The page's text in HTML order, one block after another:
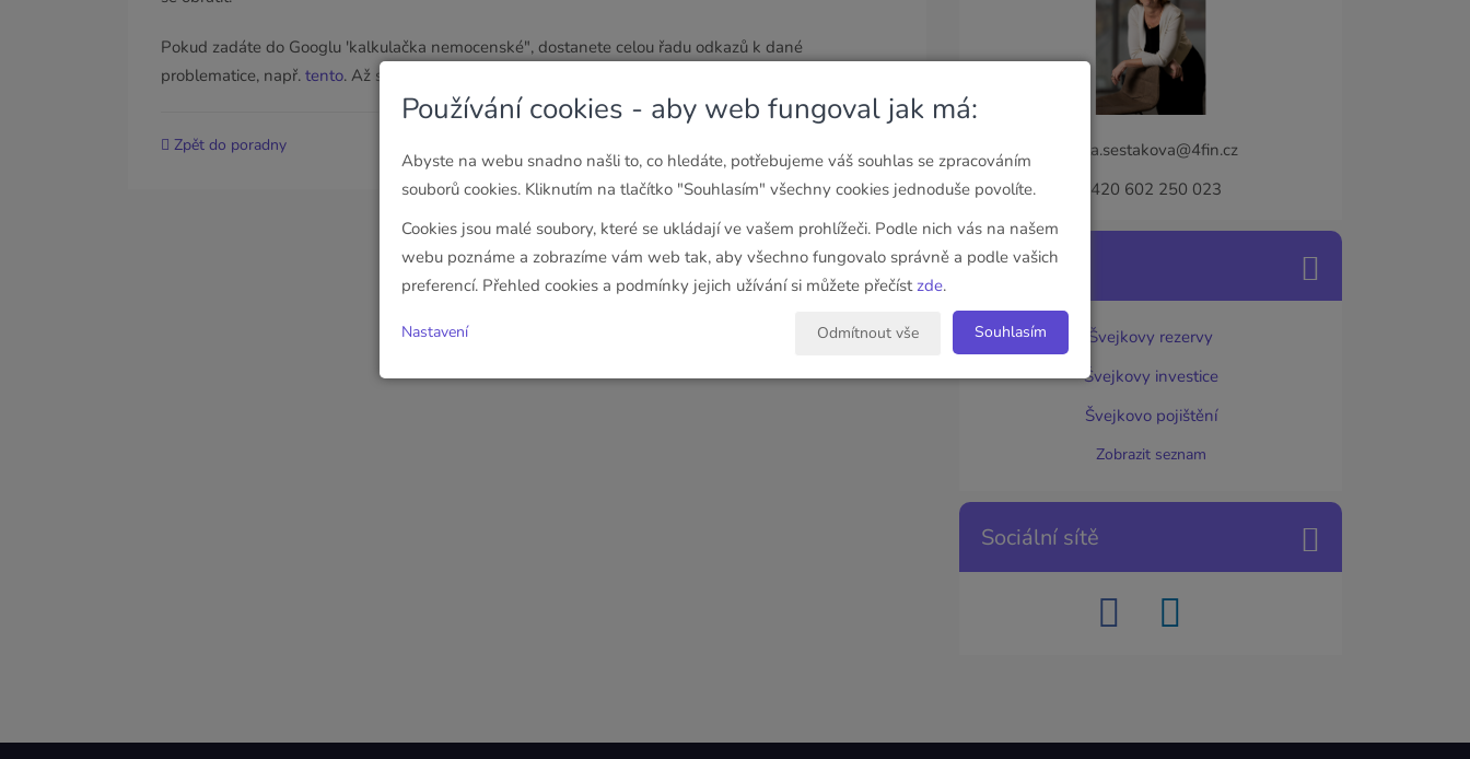
Pokud zadáte do Googlu 'kalkulačka nemocenské", dostanete celou řadu odkazů k dané
problematice, např. tento. Až si to spočítáte, obraťte se na vaši OSSZ z žádostí o vysvětlení.
Zpět do poradny
iveta.sestakova@4fin.cz
+420 602 250 023
Videotipy
Švejkovy rezervy
Švejkovy investice
Švejkovo pojištění
Zobrazit seznam
Sociální sítě
Používání cookies - aby web fungoval jak má:
Abyste na webu snadno našli to, co hledáte, potřebujeme váš souhlas se zpracováním
souborů cookies. Kliknutím na tlačítko "Souhlasím" všechny cookies jednoduše povolíte.
Cookies jsou malé soubory, které se ukládají ve vašem prohlížeči. Podle nich vás na našem
webu poznáme a zobrazíme vám web tak, aby všechno fungovalo správně a podle vašich
preferencí. Přehled cookies a podmínky jejich užívání si můžete přečístzde.
Nastavení Souhlasím
Odmítnout vše